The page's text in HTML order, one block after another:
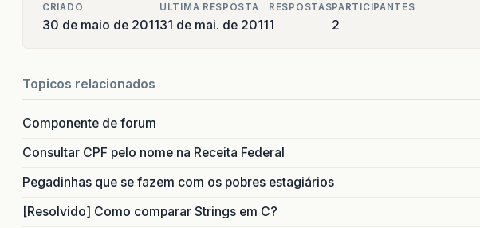
CRIADO
30 de maio de 2011
ULTIMA RESPOSTA
31 de mai. de 2011
RESPOSTAS
1
PARTICIPANTES
2
Topicos relacionados
Componente de forum
Consultar CPF pelo nome na Receita Federal
Pegadinhas que se fazem com os pobres estagiários
[Resolvido] Como comparar Strings em C?